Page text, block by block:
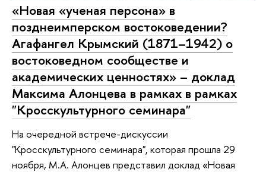
«Новая «ученая персона» в
позднеимперском востоковедении?
Агафангел Крымский (1871–1942) о
востоковедном сообществе и
академических ценностях» – доклад
Максима Алонцева в рамках в рамках
"Кросскультурного семинара"
На очередной встрече-дискуссии
"Кросскультурного семинара", которая прошла 29
ноября, М.А. Алонцев представил доклад «Новая